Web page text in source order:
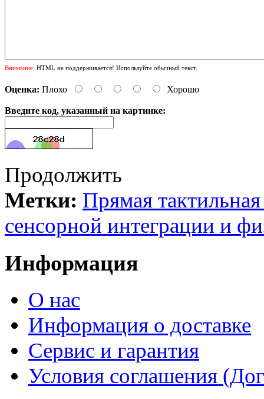
Внимание: HTML не поддерживается! Используйте обычный текст.
Оценка: Плохо Хорошо
Введите код, указанный на картинке:
Продолжить
Метки: Прямая
сенсорной интеграции и
Информация
О нас
Информация о доставке
Сервис и гарантия
Условия соглашения